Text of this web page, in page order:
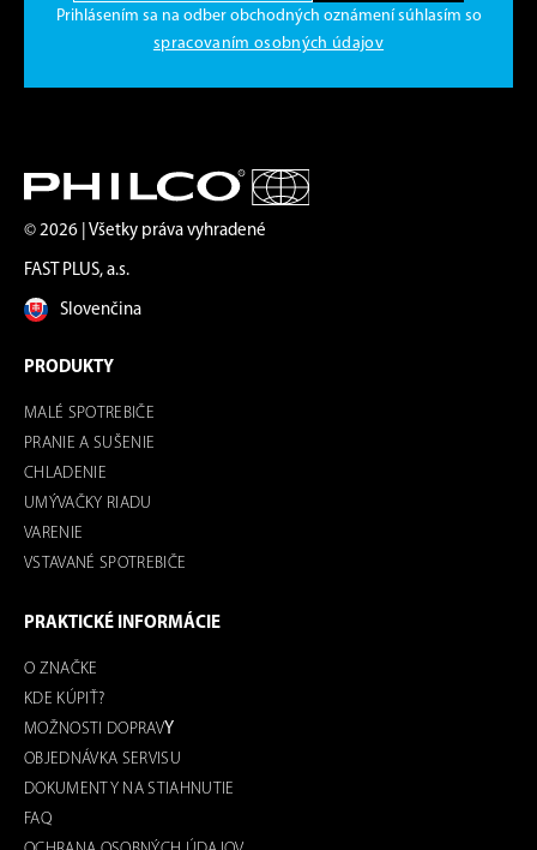
Prihlásením sa na odber obchodných oznámení súhlasím so
spracovaním osobných údajov
© 2026 | Všetky práva vyhradené
FAST PLUS, a.s.
Slovenčina
PRODUKTY
MALÉ SPOTREBIČE
PRANIE A SUŠENIE
CHLADENIE
UMÝVAČKY RIADU
VARENIE
VSTAVANÉ SPOTREBIČE
PRAKTICKÉ INFORMÁCIE
O ZNAČKE
KDE KÚPIŤ?
MOŽNOSTI DOPRAVY
OBJEDNÁVKA SERVISU
DOKUMENTY NA STIAHNUTIE
FAQ